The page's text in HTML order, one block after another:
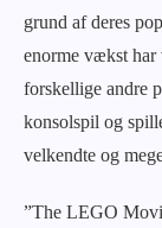
grund af deres
enorme vækst
forskellige andre
konsolspil og
velkendte og
”The LEGO